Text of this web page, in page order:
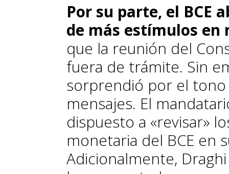
Por su parte, el BCE
de más estímulos en
que la reunión del
fuera de trámite. Sin
sorprendió por el
mensajes. El
dispuesto a «revisar»
monetaria del BCE en
Adicionalmente,